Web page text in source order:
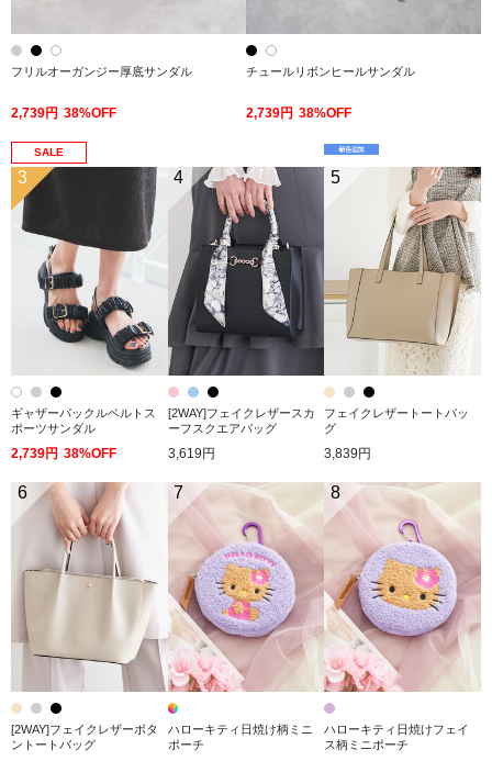
フリルオーガンジー厚底サンダル
2,739円 38%OFF
チュールリボンヒールサンダル
2,739円 38%OFF
SALE
3
ギャザーバックルベルトス
ポーツサンダル
2,739円 38%OFF
4
[2WAY]フェイクレザースカ
ーフスクエアバッグ
3,619円
5
フェイクレザートートバッ
グ
3,839円
6
[2WAY]フェイクレザーボタ
ントートバッグ
7
ハローキティ日焼け柄ミニ
ポーチ
8
ハローキティ日焼けフェイ
ス柄ミニポーチ